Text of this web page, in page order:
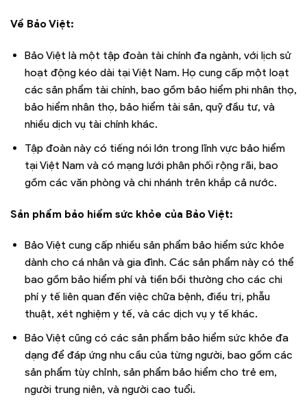
Về Bảo Việt:
Bảo Việt là một tập đoàn tài chính đa ngành, với lịch sử
hoạt động kéo dài tại Việt Nam. Họ cung cấp một loạt
các sản phẩm tài chính, bao gồm bảo hiểm phi nhân thọ,
bảo hiểm nhân thọ, bảo hiểm tài sản, quỹ đầu tư, và
nhiều dịch vụ tài chính khác.
Tập đoàn này có tiếng nói lớn trong lĩnh vực bảo hiểm
tại Việt Nam và có mạng lưới phân phối rộng rãi, bao
gồm các văn phòng và chi nhánh trên khắp cả nước.
Sản phẩm bảo hiểm sức khỏe của Bảo Việt:
Bảo Việt cung cấp nhiều sản phẩm bảo hiểm sức khỏe
dành cho cá nhân và gia đình. Các sản phẩm này có thể
bao gồm bảo hiểm phí và tiền bồi thường cho các chi
phí y tế liên quan đến việc chữa bệnh, điều trị, phẫu
thuật, xét nghiệm y tế, và các dịch vụ y tế khác.
Bảo Việt cũng có các sản phẩm bảo hiểm sức khỏe đa
dạng để đáp ứng nhu cầu của từng người, bao gồm các
sản phẩm tùy chỉnh, sản phẩm bảo hiểm cho trẻ em,
người trung niên, và người cao tuổi.